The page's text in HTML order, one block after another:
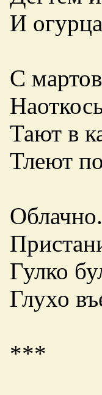
И
С
Тают в
Тлеют
Гулко
Глухо
***